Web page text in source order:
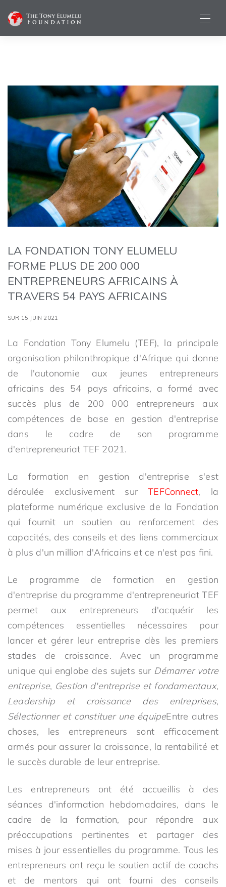
LA FONDATION TONY ELUMELU
FORME PLUS DE 200 000
ENTREPRENEURS AFRICAINS À
TRAVERS 54 PAYS AFRICAINS
SUR 15 JUIN 2021
La Fondation Tony Elumelu (TEF), la principale
organisation philanthropique d'Afrique qui donne
de l'autonomie aux jeunes entrepreneurs
africains des 54 pays africains, a formé avec
succès plus de 200 000 entrepreneurs aux
compétences de base en gestion d'entreprise
dans le cadre de son programme
d'entrepreneuriat TEF 2021.
La formation en gestion d'entreprise s'est
déroulée exclusivement surTEFConnect, la
plateforme numérique exclusive de la Fondation
qui fournit un soutien au renforcement des
capacités, des conseils et des liens commerciaux
à plus d'un million d'Africains et ce n'est pas fini.
Le programme de formation en gestion
d'entreprise du programme d'entrepreneuriat TEF
permet aux entrepreneurs d'acquérir les
compétences essentielles nécessaires pour
lancer et gérer leur entreprise dès les premiers
stades de croissance. Avec un programme
unique qui englobe des sujets sur Démarrer votre
entreprise, Gestion d'entreprise et fondamentaux,
Leadership et croissance des entreprises,
Sélectionner et constituer une équipeEntre autres
choses, les entrepreneurs sont efficacement
armés pour assurer la croissance, la rentabilité et
le succès durable de leur entreprise.
Les entrepreneurs ont été accueillis à des
séances d'information hebdomadaires, dans le
cadre de la formation, pour répondre aux
préoccupations pertinentes et partager des
mises à jour essentielles du programme. Tous les
entrepreneurs ont reçu le soutien actif de coachs
et de mentors qui ont fourni des conseils